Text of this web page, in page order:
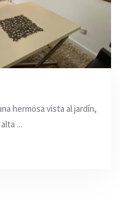
hermosa vista al jardín,
...